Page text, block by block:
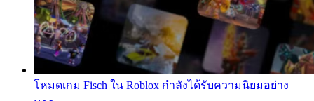
โหมดเกม Fisch ใน Roblox กำลังได้รับความนิยมอย่าง